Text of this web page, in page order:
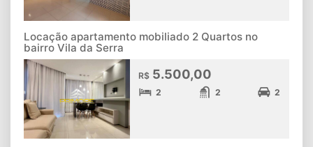
Locação apartamento mobiliado 2 Quartos no
bairro Vila da Serra
R$ 5.500,00
2 2 2